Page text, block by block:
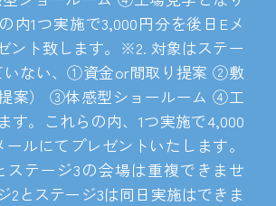
内1つ実施で3,000円分を後日Eメ
ント致します。※2. 対象はステー
いない、①資金or間取り提案 ②敷
案） ③体感型ショールーム ④工
す。これらの内、1つ実施で4,000
ルにてプレゼントいたします。
テージ3の会場は重複できませ
2とステージ3は同日実施はできま